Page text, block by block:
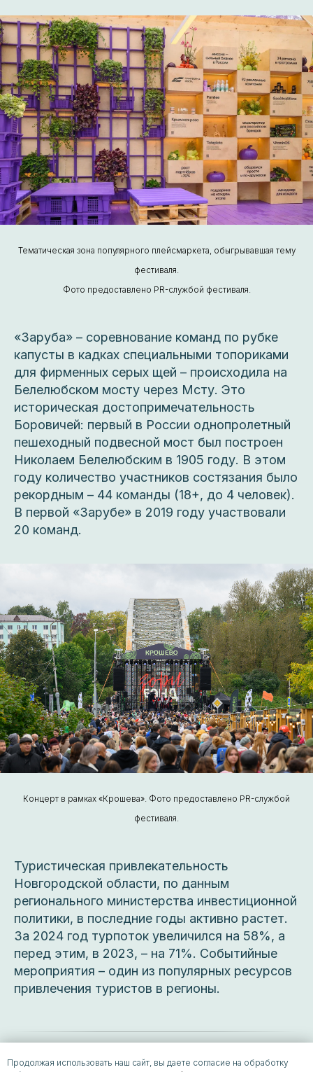
Продолжая использовать наш сайт, вы даете согласие на обработку
Тематическая зона популярного плейсмаркета, обыгрывавшая тему
фестиваля.
Фото предоставлено PR-службой фестиваля.
«Заруба» – соревнование команд по рубке
капусты в кадках специальными топориками
для фирменных серых щей – происходила на
Белелюбском мосту через Мсту. Это
историческая достопримечательность
Боровичей: первый в России однопролетный
пешеходный подвесной мост был построен
Николаем Белелюбским в 1905 году. В этом
году количество участников состязания было
рекордным – 44 команды (18+, до 4 человек).
В первой «Зарубе» в 2019 году участвовали
20 команд.
Концерт в рамках «Крошева». Фото предоставлено PR-службой
фестиваля.
Туристическая привлекательность
Новгородской области, по данным
регионального министерства инвестиционной
политики, в последние годы активно растет.
За 2024 год турпоток увеличился на 58%, а
перед этим, в 2023, – на 71%. Событийные
мероприятия – один из популярных ресурсов
привлечения туристов в регионы.